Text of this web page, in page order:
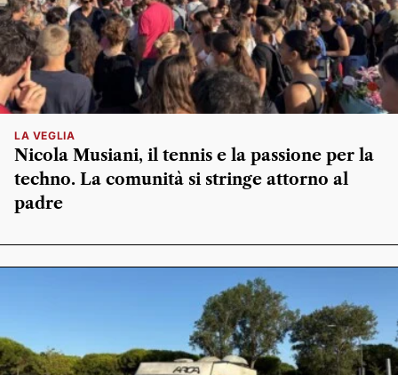
LA VEGLIA
Nicola Musiani, il tennis e la passione per la
techno. La comunità si stringe attorno al
padre